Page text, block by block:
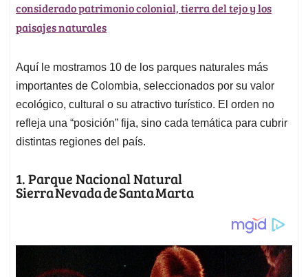
considerado patrimonio colonial, tierra del tejo y los
paisajes naturales
Aquí le mostramos 10 de los parques naturales más
importantes de Colombia, seleccionados por su valor
ecológico, cultural o su atractivo turístico. El orden no
refleja una “posición” fija, sino cada temática para cubrir
distintas regiones del país.
1. Parque Nacional Natural
Sierra Nevada de Santa Marta